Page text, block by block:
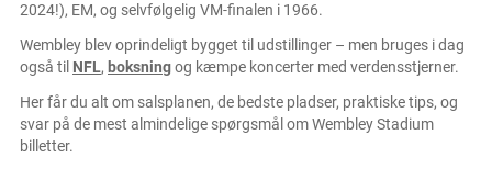
2024!), EM, og selvfølgelig VM-finalen i 1966.
Wembley blev oprindeligt bygget til udstillinger – men bruges i dag
også til NFL, boksningog kæmpe koncerter med verdensstjerner.
Her får du alt om salsplanen, de bedste pladser, praktiske tips, og
svar på de mest almindelige spørgsmål om Wembley Stadium
billetter.